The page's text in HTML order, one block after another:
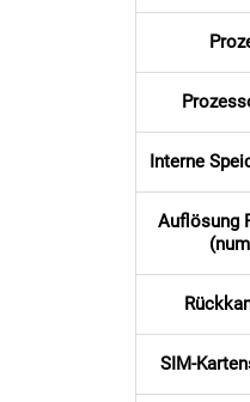
Kau-/ Fruchtgummi/
Kerzen / Anzündhilfen
Interne
Auflösung
SIM-